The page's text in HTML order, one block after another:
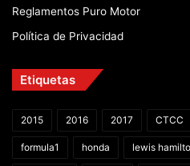
Reglamentos Puro Motor
Política de Privacidad
Etiquetas
2015 2016 2017 CTCC
formula1 honda lewis